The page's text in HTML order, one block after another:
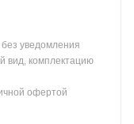
уведомления
вид, комплектацию
офертой